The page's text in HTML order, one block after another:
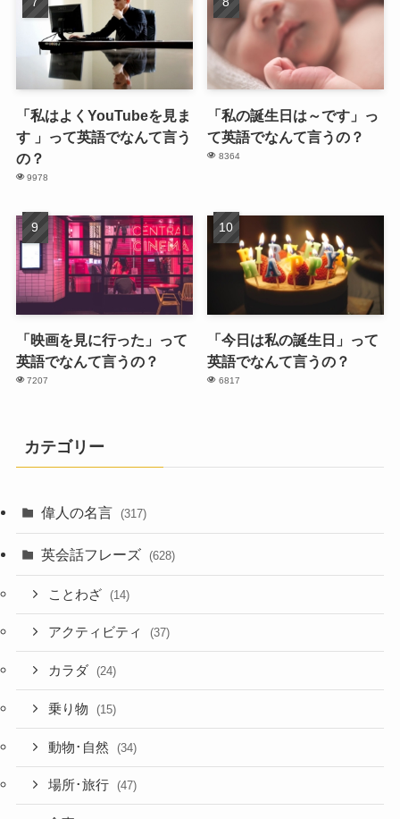
「私はよくYouTubeを見ま
す 」って英語でなんて言う
の？
9978
「私の誕生日は～です」っ
て英語でなんて言うの？
8364
「映画を見に行った」って
英語でなんて言うの？
7207
「今日は私の誕生日」って
英語でなんて言うの？
6817
カテゴリー
偉人の名言 (317)
英会話フレーズ (628)
ことわざ (14)
アクティビティ (37)
カラダ (24)
乗り物 (15)
動物･自然 (34)
場所･旅行 (47)